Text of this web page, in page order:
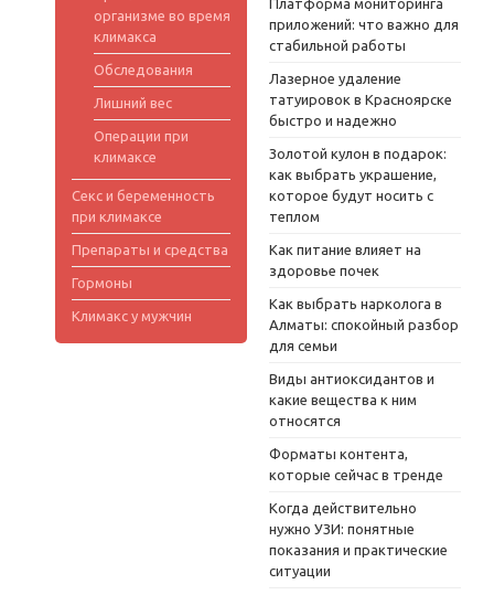
организме во время
климакса
Обследования
Лишний вес
Операции при
климаксе
Секс и беременность
при климаксе
Препараты и средства
Гормоны
Климакс у мужчин
Платформа мониторинга
приложений: что важно для
стабильной работы
Лазерное удаление
татуировок в Красноярске
быстро и надежно
Золотой кулон в подарок:
как выбрать украшение,
которое будут носить с
теплом
Как питание влияет на
здоровье почек
Как выбрать нарколога в
Алматы: спокойный разбор
для семьи
Виды антиоксидантов и
какие вещества к ним
относятся
Форматы контента,
которые сейчас в тренде
Когда действительно
нужно УЗИ: понятные
показания и практические
ситуации